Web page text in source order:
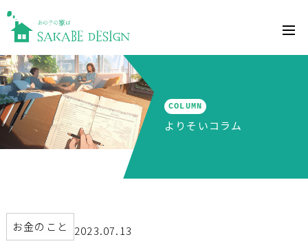
COLUMN
よりそいコラム
お金のこと 2023.07.13